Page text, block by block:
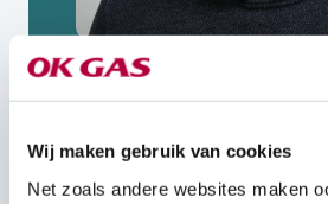
Wij maken gebruik van cookies
Net zoals andere websites maken
Download de gids